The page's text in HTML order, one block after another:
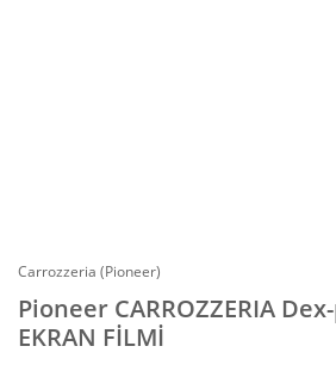
Carrozzeria (Pioneer)
Pioneer CARROZZERIA
EKRAN FİLMİ